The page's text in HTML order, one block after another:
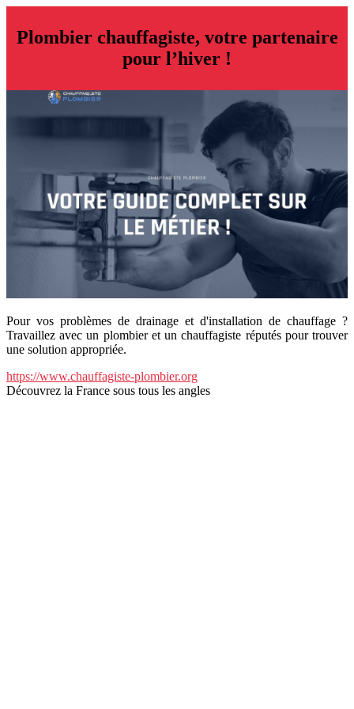
Plombier chauffagiste, votre partenaire
pour l’hiver !
Pour vos problèmes de drainage et d'installation de chauffage ?
Travaillez avec un plombier et un chauffagiste réputés pour trouver
une solution appropriée.
https://www.chauffagiste-plombier.org
Découvrez la France sous tous les angles